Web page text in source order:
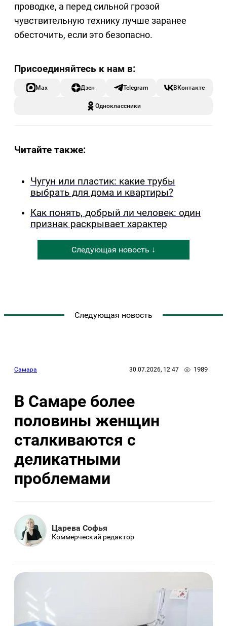
проводке, а перед сильной грозой
чувствительную технику лучше заранее
обесточить, если это безопасно.
Max Дзен Telegram ВКонтакте
Одноклассники
Читайте также:
Чугун или пластик: какие трубы
выбрать для дома и квартиры?
Как понять, добрый ли человек: один
признак раскрывает характер
Следующая новость ↓
Следующая новость
Самара 30.07.2026, 12:47 1989
В Самаре более
половины женщин
сталкиваются с
деликатными
проблемами
Царева Софья
Коммерческий редактор